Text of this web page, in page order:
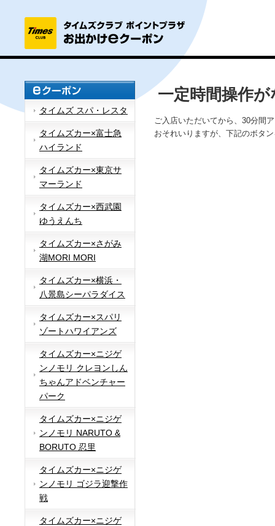
タイムズ スパ・レスタ
タイムズカー×富士急
ハイランド
タイムズカー×東京サ
マーランド
タイムズカー×西武園
ゆうえんち
タイムズカー×さがみ
湖MORI MORI
タイムズカー×横浜・
八景島シーパラダイス
タイムズカー×スパリ
ゾートハワイアンズ
タイムズカー×ニジゲ
ンノモリ クレヨンしん
ちゃんアドベンチャー
パーク
タイムズカー×ニジゲ
ンノモリ NARUTO &
BORUTO 忍里
タイムズカー×ニジゲ
ンノモリ ゴジラ迎撃作
戦
タイムズカー×ニジゲ
一定時間操作
ご入店いただいてから、30分間
おそれいりますが、下記のボタ